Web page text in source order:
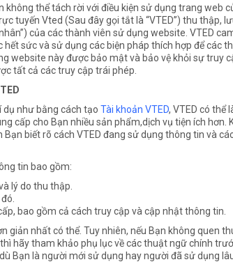
không thể tách rời với điều kiện sử dụng trang web
tuyến Vted (Sau đây gọi tắt là “VTED”) thu thập,
của các thành viên sử dụng website. VTED
hết sức và sử dụng các biện pháp thích hợp để các
website này được bảo mật và bảo vệ khỏi sự truy
tất cả các truy cập trái phép.
dụ như bằng cách tạo Tài khoản VTED, VTED có thể
cấp cho Bạn nhiều sản phẩm,dịch vụ tiện ích hơn.
Bạn biết rõ cách VTED đang sử dụng thông tin và
tin bao gồm:
lý do thu thập.
bao gồm cả cách truy cập và cập nhật thông tin.
giản nhất có thể. Tuy nhiên, nếu Bạn không quen
hãy tham khảo phụ lục về các thuật ngữ chính
Bạn là người mới sử dụng hay người đã sử dụng